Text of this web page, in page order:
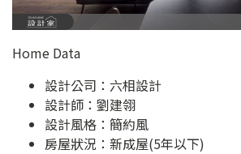
Home Data
設計公司： 六相設計
設計師：劉建翎
設計風格：簡約風
房屋狀況：新成屋(5年以下)